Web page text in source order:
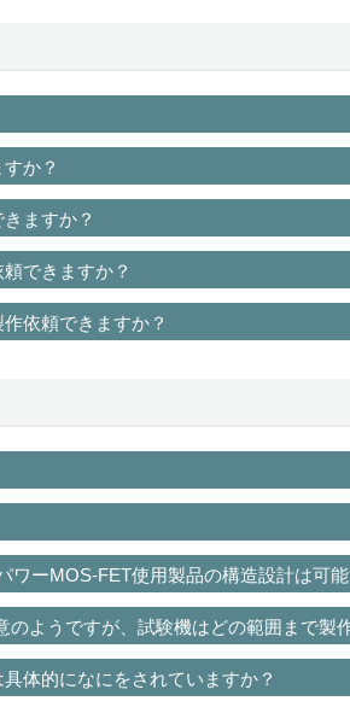
か？
ますか？
できますか？
依頼できますか？
ワーMOS-FET使用製品の構造設計は可能
のようですが、試験機はどの範囲まで製
体的になにをされていますか？